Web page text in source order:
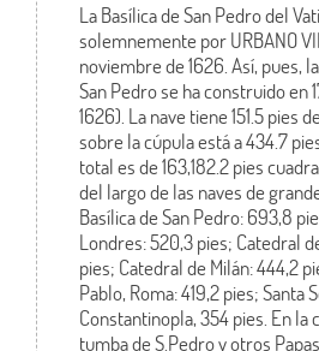
La Basílica de San Pedro del
solemnemente por URBANO
noviembre de 1626. Así, pues,
San Pedro se ha construido en
1626). La nave tiene 151.5 pies
sobre la cúpula está a 434.7
total es de 163,182.2 pies
del largo de las naves de
Basílica de San Pedro: 693,8
Londres: 520,3 pies; Catedral
pies; Catedral de Milán: 444,2
Pablo, Roma: 419,2 pies; Santa
Constantinopla, 354 pies. En la
tumba de S.Pedro y otros